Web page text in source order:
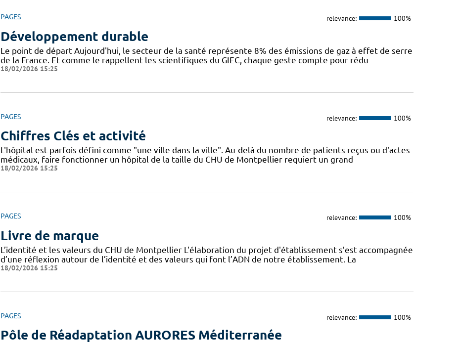
PAGES relevance: 100%
Développement durable
Le point de départ Aujourd'hui, le secteur de la santé représente 8% des émissions de gaz à effet de serre
de la France. Et comme le rappellent les scientifiques du GIEC, chaque geste compte pour rédu
18/02/2026 15:25
PAGES relevance: 100%
Chiffres Clés et activité
L'hôpital est parfois défini comme "une ville dans la ville". Au-delà du nombre de patients reçus ou d'actes
médicaux, faire fonctionner un hôpital de la taille du CHU de Montpellier requiert un grand
18/02/2026 15:25
PAGES relevance: 100%
Livre de marque
L’identité et les valeurs du CHU de Montpellier L'élaboration du projet d'établissement s’est accompagnée
d’une réflexion autour de l’identité et des valeurs qui font l’ADN de notre établissement. La
18/02/2026 15:25
PAGES relevance: 100%
Pôle de Réadaptation AURORES Méditerranée